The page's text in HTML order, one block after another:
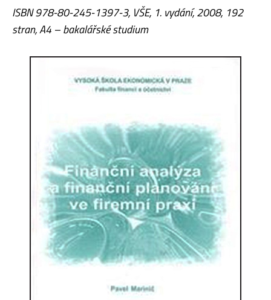
ISBN 978-80-245-1397-3, VŠE, 1. vydání, 2008, 192
stran, A4 – bakalářské studium